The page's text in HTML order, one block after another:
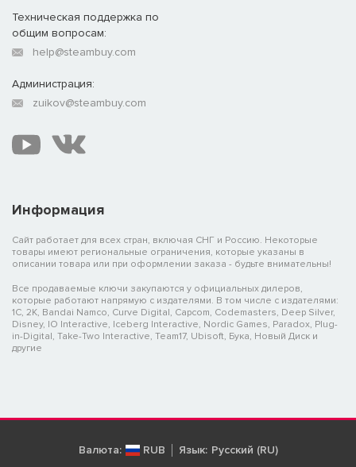
Информация
Сайт работает для всех стран, включая СНГ и Россию. Некоторые
товары имеют региональные ограничения, которые указаны в
описании товара или при оформлении заказа - будьте внимательны!
Все продаваемые ключи закупаются у официальных дилеров,
которые работают напрямую с издателями. В том числе с издателями:
1C, 2K, Bandai Namco, Curve Digital, Capcom, Codemasters, Deep Silver,
Disney, IO Interactive, Iceberg Interactive, Nordic Games, Paradox, Plug-
in-Digital, Take-Two Interactive, Team17, Ubisoft, Бука, Новый Диск и
другие
Техническая поддержка по
общим вопросам:
help@steambuy.com
Администрация:
zuikov@steambuy.com
Валюта: RUB Язык: Русский (RU)